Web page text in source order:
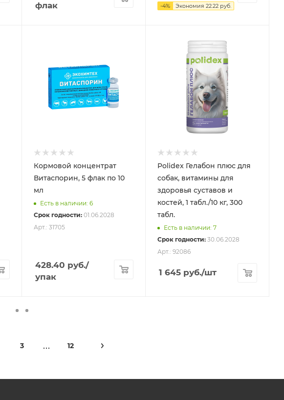
флак
-4% Экономия 22.22 руб.
Кормовой концентрат
Витаспорин, 5 флак по 10
мл
Есть в наличии: 6
Срок годности: 01.06.2028
Арт.: 31705
428.40 руб./
упак
Polidex Гелабон плюс для
собак, витамины для
здоровья суставов и
костей, 1 табл./10 кг, 300
табл.
Есть в наличии: 7
Срок годности: 30.06.2028
Арт.: 92086
1 645 руб./шт
3 12